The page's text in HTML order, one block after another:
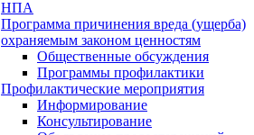
НПА
Программа причинения вреда (ущерба)
охраняемым законом ценностям
Общественные обсуждения
Программы профилактики
Профилактические мероприятия
Информирование
Консультирование